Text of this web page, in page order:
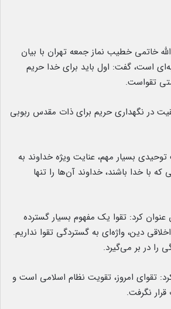
خاتمی خطیب نماز جمعه تهران با بیان
است، گفت: اول باید برای خدا حریم
تقواست.
در نگهداری حریم برای ذات مقدس ربوبی
بسیار مهم، عنایت ویژه خداوند به
با خدا باشند، خداوند آن‌ها را تنها
کرد: تقوا یک مفهوم بسیار گسترده
دین، واژه‌ای به گستردگی تقوا نداریم.
را در بر می‌گیرد.
تقوای امروز، تقویت نظام اسلامی است و
نگرفت.